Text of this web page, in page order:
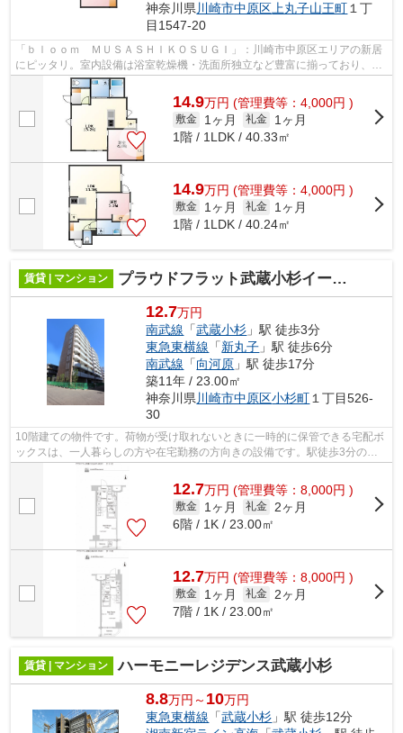
神奈川県川崎市中原区上丸子山王町１丁
目1547-20
「ｂｌｏｏｍ ＭＵＳＡＳＨＩＫＯＳＵＧＩ」：川崎市中原区エリアの新居
にピッタリ。室内設備は浴室乾燥機・洗面所独立など豊富に揃っており、過
ごしやすいお部屋になっております。...
14.9万円 (管理費等：4,000円 )
敷金 1ヶ月 礼金
1ヶ月
1階 / 1LDK / 40.33㎡
14.9万円 (管理費等：4,000円 )
敷金 1ヶ月 礼金
1ヶ月
1階 / 1LDK / 40.24㎡
賃貸 | マンション プラウドフラット武蔵小杉イースト
12.7万円
南武線 「武蔵小杉 」駅 徒歩3分
東急東横線 「新丸子 」駅 徒歩6分
南武線 「向河原 」駅 徒歩17分
築11年 / 23.00㎡
神奈川県 川崎市中原区小杉町 １丁目526-
30
10階建ての物件です。荷物が受け取れないときに一時的に保管できる宅配ボ
ックスは、一人暮らしの方や在宅勤務の方向きの設備です。駅徒歩3分のマ
ンションなので、通勤・通学時間を短縮...
12.7万円 (管理費等：8,000円 )
敷金 1ヶ月 礼金
2ヶ月
6階 / 1K / 23.00㎡
12.7万円 (管理費等：8,000円 )
敷金 1ヶ月 礼金
2ヶ月
7階 / 1K / 23.00㎡
賃貸 | マンション ハーモニーレジデンス武蔵小杉
8.8万円～ 10万円
東急東横線 「武蔵小杉 」駅 徒歩12分